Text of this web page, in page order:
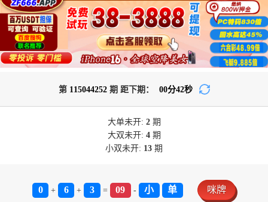
第 115044252期 距下期： 00分42秒
大单未开: 2期
大双未开: 4期
小双未开: 13 期
0 + 6 + 3 = 09 - 小 单 咪牌